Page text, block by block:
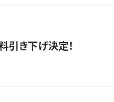
引き下げ決定！